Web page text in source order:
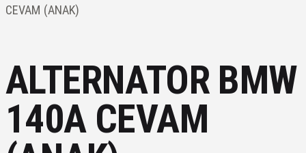
CEVAM (ANAK)
ALTERNATOR BMW
140A CEVAM